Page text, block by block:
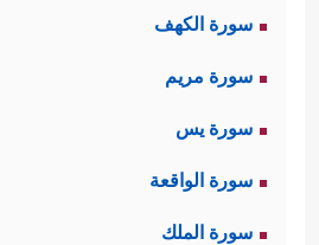
سورة الكهف
سورة مريم
سورة يس
سورة الواقعة
سورة الملك